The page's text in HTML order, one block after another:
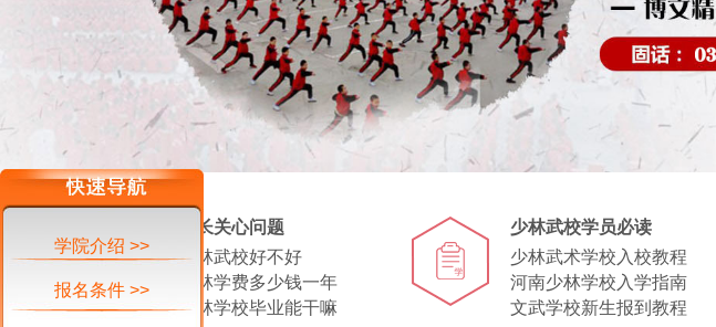
家长关心问题
少林武校好不好
少林学费多少钱一年
少林学校毕业能干嘛
少林武校学员必读
少林武术学校入校教程
河南少林学校入学指南
文武学校新生报到教程
学院介绍 >>
报名条件 >>